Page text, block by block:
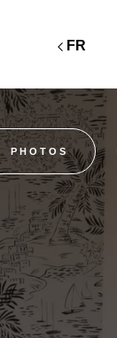
FR
bons cadeaux
Départ
PHOTOS